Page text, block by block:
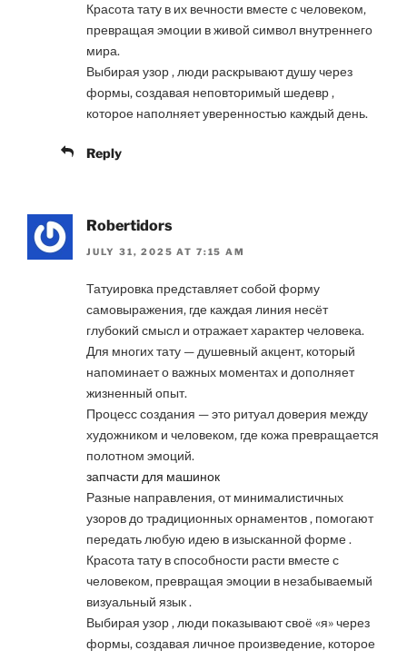
Красота тату в их вечности вместе с человеком,
превращая эмоции в живой символ внутреннего
мира.
Выбирая узор , люди раскрывают душу через
формы, создавая неповторимый шедевр ,
которое наполняет уверенностью каждый день.
Reply
Robertidors
JULY 31, 2025 AT 7:15 AM
Татуировка представляет собой форму
самовыражения, где каждая линия несёт
глубокий смысл и отражает характер человека.
Для многих тату — душевный акцент, который
напоминает о важных моментах и дополняет
жизненный опыт.
Процесс создания — это ритуал доверия между
художником и человеком, где кожа превращается
полотном эмоций.
запчасти для машинок
Разные направления, от минималистичных
узоров до традиционных орнаментов , помогают
передать любую идею в изысканной форме .
Красота тату в способности расти вместе с
человеком, превращая эмоции в незабываемый
визуальный язык .
Выбирая узор , люди показывают своё «я» через
формы, создавая личное произведение, которое